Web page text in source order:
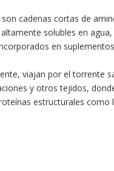
cadenas cortas de
solubles en
en
viajan por el torrente
y otros tejidos,
estructurales como